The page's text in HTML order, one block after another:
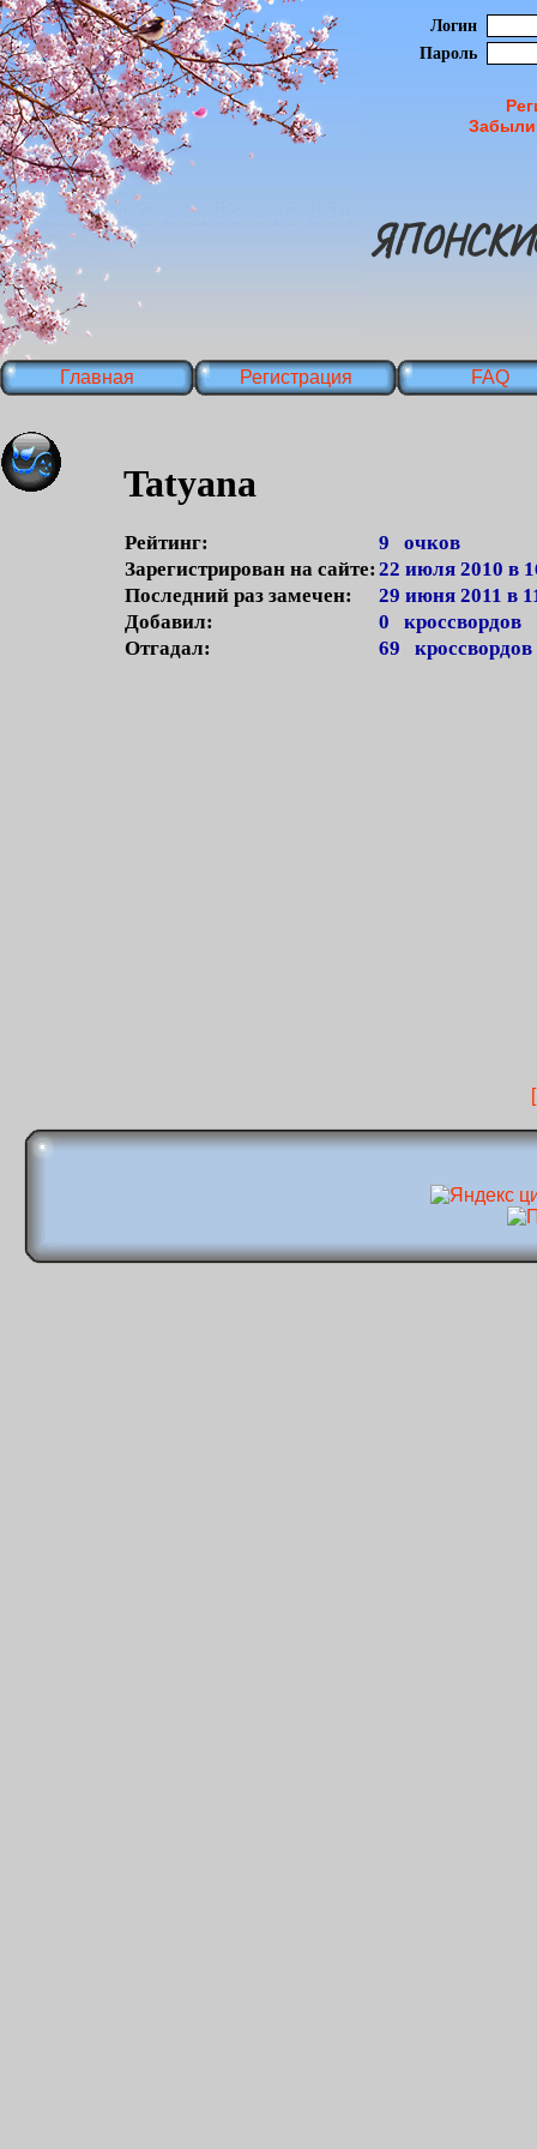
Логин
Пароль
Главная Регистрация FAQ
Tatyana
Рейтинг:
9 очков
Зарегистрирован на сайте: 22 июля 2010 в
Последний раз замечен:
29 июня 2011 в
Добавил:
0 кроссвордов
Отгадал:
69 кроссвордов